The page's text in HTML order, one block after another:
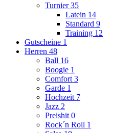
Turnier35
Latein 14
Standard 9
Training 12
Gutscheine 1
Herren 48
Ball 16
Boogie 1
Comfort 3
Garde 1
Hochzeit 7
Jazz 2
Preishit 0
Rock´n Roll 1